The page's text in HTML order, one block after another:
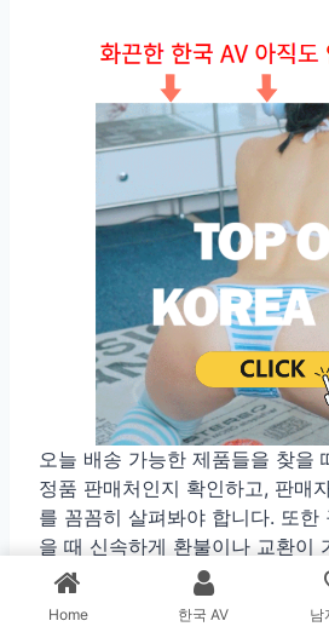
오늘 배송 가능한 제품들을 찾을
정품 판매처인지 확인하고, 판매
를 꼼꼼히 살펴봐야 합니다. 또한
을 때 신속하게 환불이나 교환이
택하는 것이 중요합니다.
Home 한국 AV 남